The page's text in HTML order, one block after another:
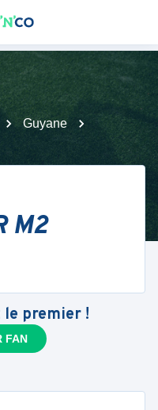
Guyane
M2
le premier !
FAN